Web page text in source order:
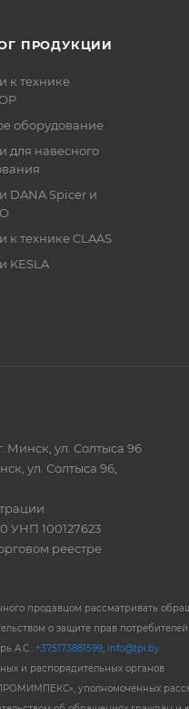
ПРОДУКЦИИ
к технике
оборудование
для навесного
DANA Spicer и
к технике CLAAS
KESLA
Минск, ул. Солтыса 96
ул. Солтыса 96,
УНП 100127623
реестре
продавцом рассматривать
о защите прав потребителей:
А.С.: +375173881599, info@tpi.by
и распорядительных органов
уполномоченных